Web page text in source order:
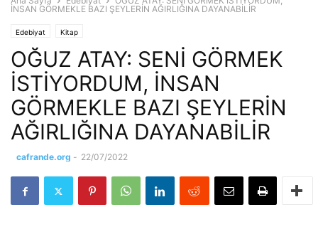
İNSAN GÖRMEKLE BAZI ŞEYLERİN AĞIRLIĞINA DAYANABİLİR
Edebiyat Kitap
OĞUZ ATAY: SENİ GÖRMEK
İSTİYORDUM, İNSAN
GÖRMEKLE BAZI ŞEYLERİN
AĞIRLIĞINA DAYANABİLİR
cafrande.org - 22/07/2022